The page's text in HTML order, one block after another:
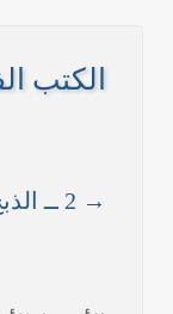
بيان
الكتب
→ 2 ــ الذبح أو النحر في منى